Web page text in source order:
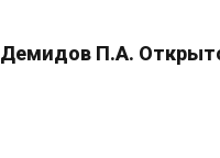
Демидов П.А.